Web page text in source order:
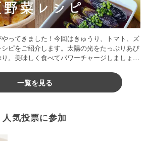
ってきました！今回はきゅうり、トマト、ズ
ピをご紹介します。太陽の光をたっぷりあび
。美味しく食べてパワーチャージしましょう
一覧を見る
人気投票に参加